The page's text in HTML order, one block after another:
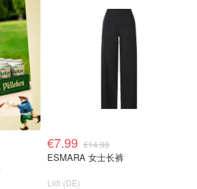
€7.99 €14.99
ESMARA 女士长裤
Lidl (DE)